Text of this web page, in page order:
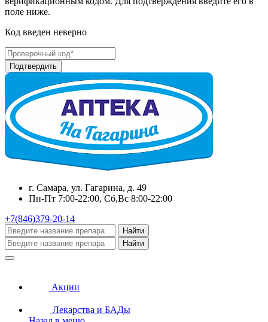
поле ниже.
Код введен неверно
г. Самара, ул. Гагарина, д. 49
Пн-Пт 7:00-22:00, Сб,Вс 8:00-22:00
+7(846)379-20-14
Найти
Найти
Акции
Лекарства и БАДы